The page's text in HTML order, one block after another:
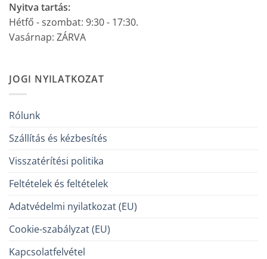
Nyitva tartás:
Hétfő - szombat: 9:30 - 17:30.
Vasárnap: ZÁRVA
JOGI NYILATKOZAT
Rólunk
Szállítás és kézbesítés
Visszatérítési politika
Feltételek és feltételek
Adatvédelmi nyilatkozat (EU)
Cookie-szabályzat (EU)
Kapcsolatfelvétel